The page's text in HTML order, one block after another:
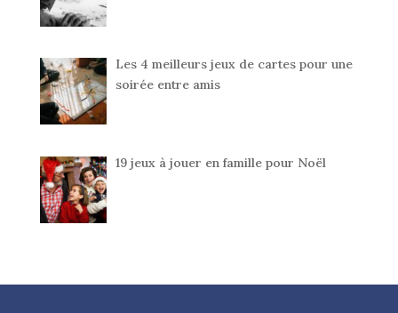
Les 4 meilleurs jeux de cartes pour une
soirée entre amis
19 jeux à jouer en famille pour Noël